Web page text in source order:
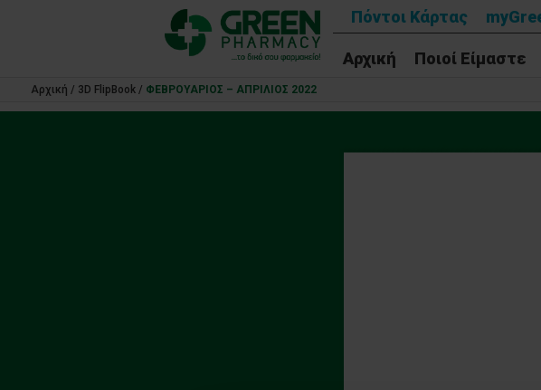
Πόντοι Κάρτας
Αρχική
Ποιοί Είμαστε
Αρχική / 3D FlipBook/ ΦΕΒΡΟΥΑΡΙΟΣ – ΑΠΡΙΛΙΟΣ 2022